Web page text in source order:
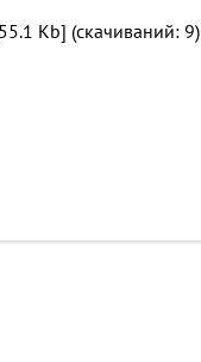
Kb] (cкачиваний: 9)